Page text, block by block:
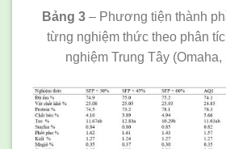
Bảng 3– Phương tiện thành
từng nghiệm thức theo phân
nghiệm Trung Tây